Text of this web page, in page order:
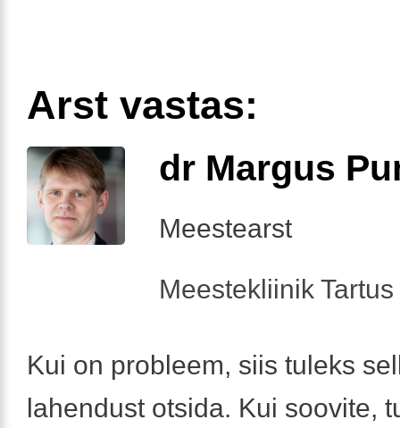
Arst vastas:
dr Margus
Meestearst
Meestekliinik
Kui on probleem, siis tuleks
lahendust otsida. Kui soovite,